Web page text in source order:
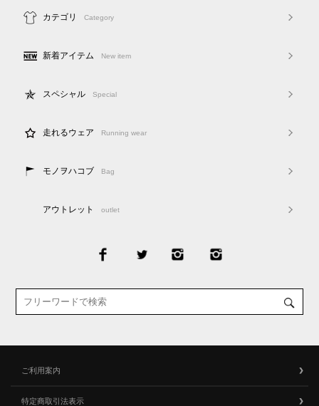
カテゴリ Category
新着アイテム New item
スペシャル Special
走れるウェア Running wear
モノヲハコブ Bag
アウトレット outlet
ご利用案内
特定商取引法表示